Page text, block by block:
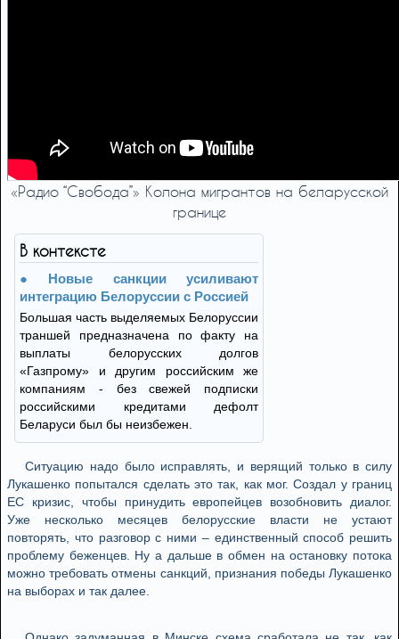
«Радио “Свобода”» Колона мигрантов на беларусской
границе
В контексте
Новые санкции усиливают
интеграцию Белоруссии с Россией
Большая часть выделяемых Белоруссии
траншей предназначена по факту на
выплаты белорусских долгов
«Газпрому» и другим российским же
компаниям - без свежей подписки
российскими кредитами дефолт
Беларуси был бы неизбежен.
Ситуацию надо было исправлять, и верящий только в силу
Лукашенко попытался сделать это так, как мог. Создал у границ
ЕС кризис, чтобы принудить европейцев возобновить диалог.
Уже несколько месяцев белорусские власти не устают
повторять, что разговор с ними – единственный способ решить
проблему беженцев. Ну а дальше в обмен на остановку потока
можно требовать отмены санкций, признания победы Лукашенко
на выборах и так далее.